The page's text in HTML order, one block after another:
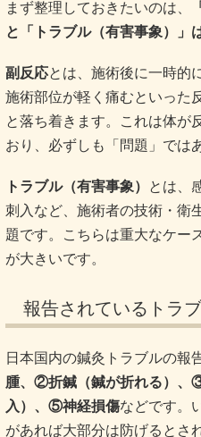
まず整理しておきたいのは、
と「トラブル（有害事象）」
副反応とは、施術後に一時的
施術部位が軽く痛むといった
と落ち着きます。これは体が
おり、必ずしも「問題」では
トラブル（有害事象）
とは、
刺入など、施術者の技術・衛
題です。こちらは重大なケー
が大きいです。
報告されているトラ
日本国内の鍼灸トラブルの報
腫、②折鍼（鍼が折れる）、
入）、⑤神経損傷などです。
があれば大部分は防げるとさ